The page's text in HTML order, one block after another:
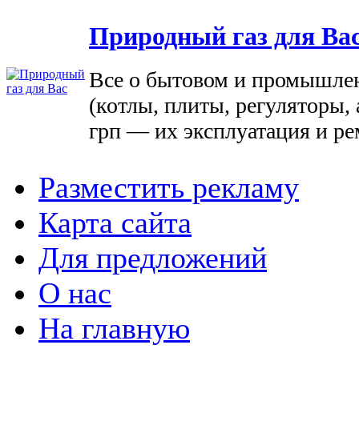
Природный газ для
Все о бытовом и
(котлы, плиты, регуляторы,
грп — их эксплуатация и
Разместить рекламу
Карта сайта
Для предложений
О нас
На главную